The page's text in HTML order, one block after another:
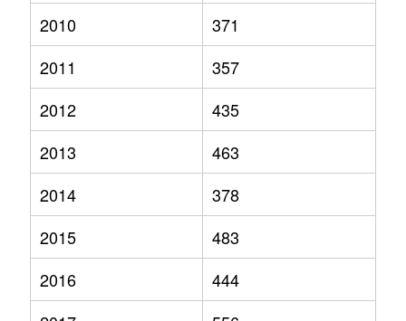
2010
371
2011
357
2012
435
2013
463
2014
378
2015
483
2016
444